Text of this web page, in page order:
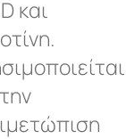
και